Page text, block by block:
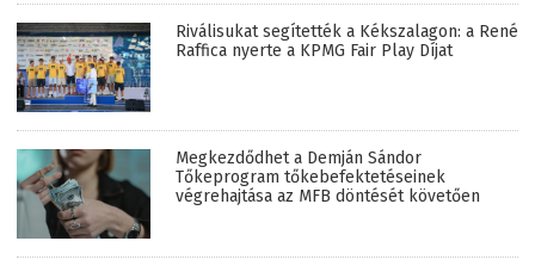
Riválisukat segítették a Kékszalagon: a René
Raffica nyerte a KPMG Fair Play Díjat
Megkezdődhet a Demján Sándor
Tőkeprogram tőkebefektetéseinek
végrehajtása az MFB döntését követően